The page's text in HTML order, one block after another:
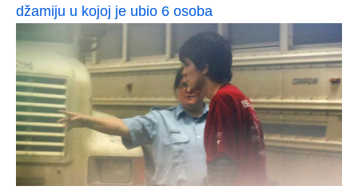
džamiju u kojoj je ubio 6 osoba